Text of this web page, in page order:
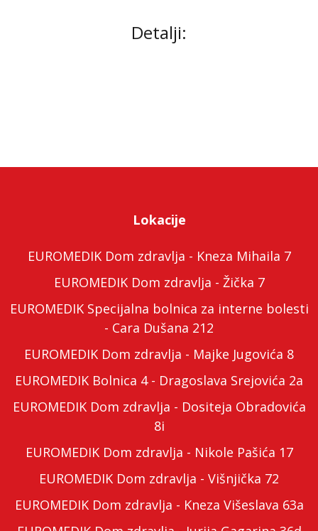
Detalji:
Lokacije
EUROMEDIK Dom zdravlja - Kneza Mihaila 7
EUROMEDIK Dom zdravlja - Žička 7
EUROMEDIK Specijalna bolnica za interne bolesti
- Cara Dušana 212
EUROMEDIK Dom zdravlja - Majke Jugovića 8
EUROMEDIK Bolnica 4 - Dragoslava Srejovića 2a
EUROMEDIK Dom zdravlja - Dositeja Obradovića
8i
EUROMEDIK Dom zdravlja - Nikole Pašića 17
EUROMEDIK Dom zdravlja - Višnjička 72
EUROMEDIK Dom zdravlja - Kneza Višeslava 63a